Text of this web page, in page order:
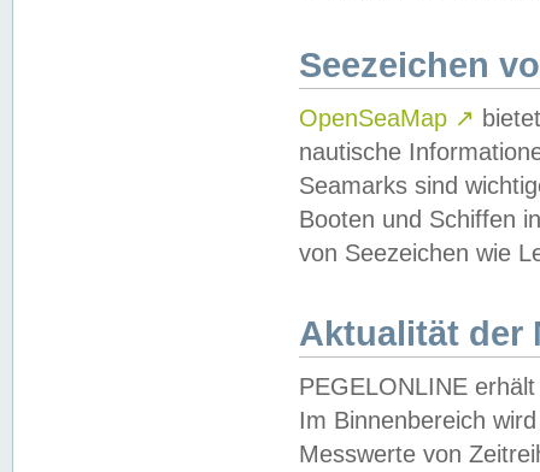
Seezeichen
OpenSeaMap ↗
nautische
Seamarks sind
Booten und Schiffen
von Seezeichen wie
Aktualität der
PEGELONLINE
Im Binnenbereich
Messwerte von